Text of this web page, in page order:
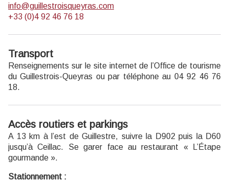
info@guillestroisqueyras.com
+33 (0)4 92 46 76 18
Transport
Renseignements sur le site internet de l’Office de tourisme
du Guillestrois-Queyras ou par téléphone au 04 92 46 76
18.
Accès routiers et parkings
A 13 km à l’est de Guillestre, suivre la D902 puis la D60
jusqu’à Ceillac. Se garer face au restaurant « L’Étape
gourmande ».
Stationnement :